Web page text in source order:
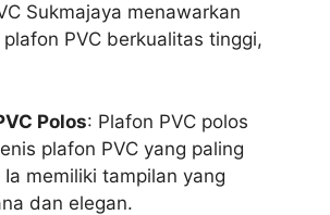
Sukmajaya menawarkan
PVC berkualitas tinggi,
Polos: Plafon PVC polos
plafon PVC yang paling
Ia memiliki tampilan yang
dan elegan.